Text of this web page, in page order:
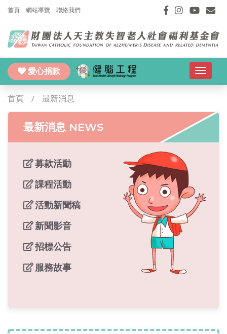
首頁 網站導覽 聯絡我們
愛心捐款
Toggle
首頁
最新消息
最新消息 NEWS
募款活動
課程活動
活動新聞稿
新聞影音
招標公告
服務故事